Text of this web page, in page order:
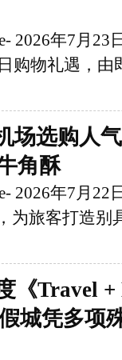
2026年7月
购物礼遇，
场选购人
角酥
2026年7月
为旅客打造别
《Travel
城凭多项